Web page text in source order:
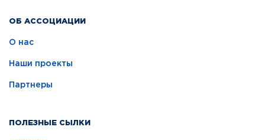
ОБ АССОЦИАЦИИ
О нас
Наши проекты
Партнеры
ПОЛЕЗНЫЕ СЫЛКИ